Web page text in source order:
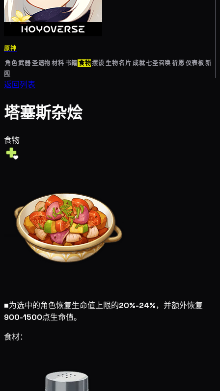
原神
角色武器圣遗物材料书籍食物摆设生物名片成就七圣召唤祈愿仪表板新
闻
返回列表
塔塞斯杂烩
食物
■为选中的角色恢复生命值上限的20%-24%，并额外恢复
900-1500点生命值。
食材：